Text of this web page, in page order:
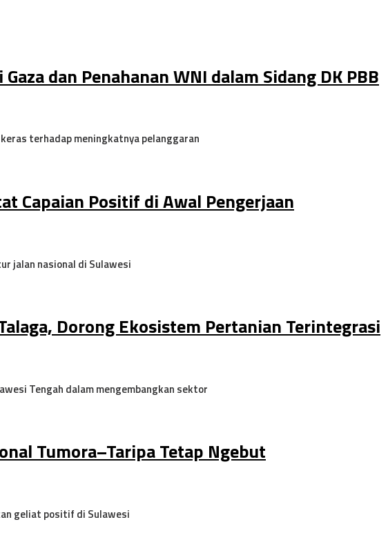
dan Penahanan WNI dalam Sidang DK PBB
terhadap meningkatnya pelanggaran
Capaian Positif di Awal Pengerjaan
jalan nasional di Sulawesi
Dorong Ekosistem Pertanian Terintegrasi
Tengah dalam mengembangkan sektor
Tumora–Taripa Tetap Ngebut
geliat positif di Sulawesi